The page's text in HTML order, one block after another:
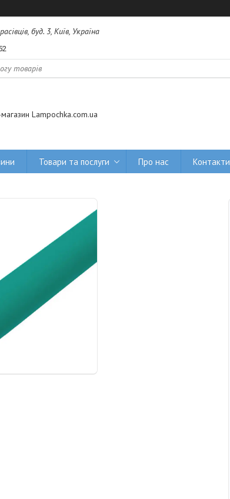
буд. 3, Київ, Україна
магазин Lampochka.com.ua
Товари та послуги Про нас Контакти